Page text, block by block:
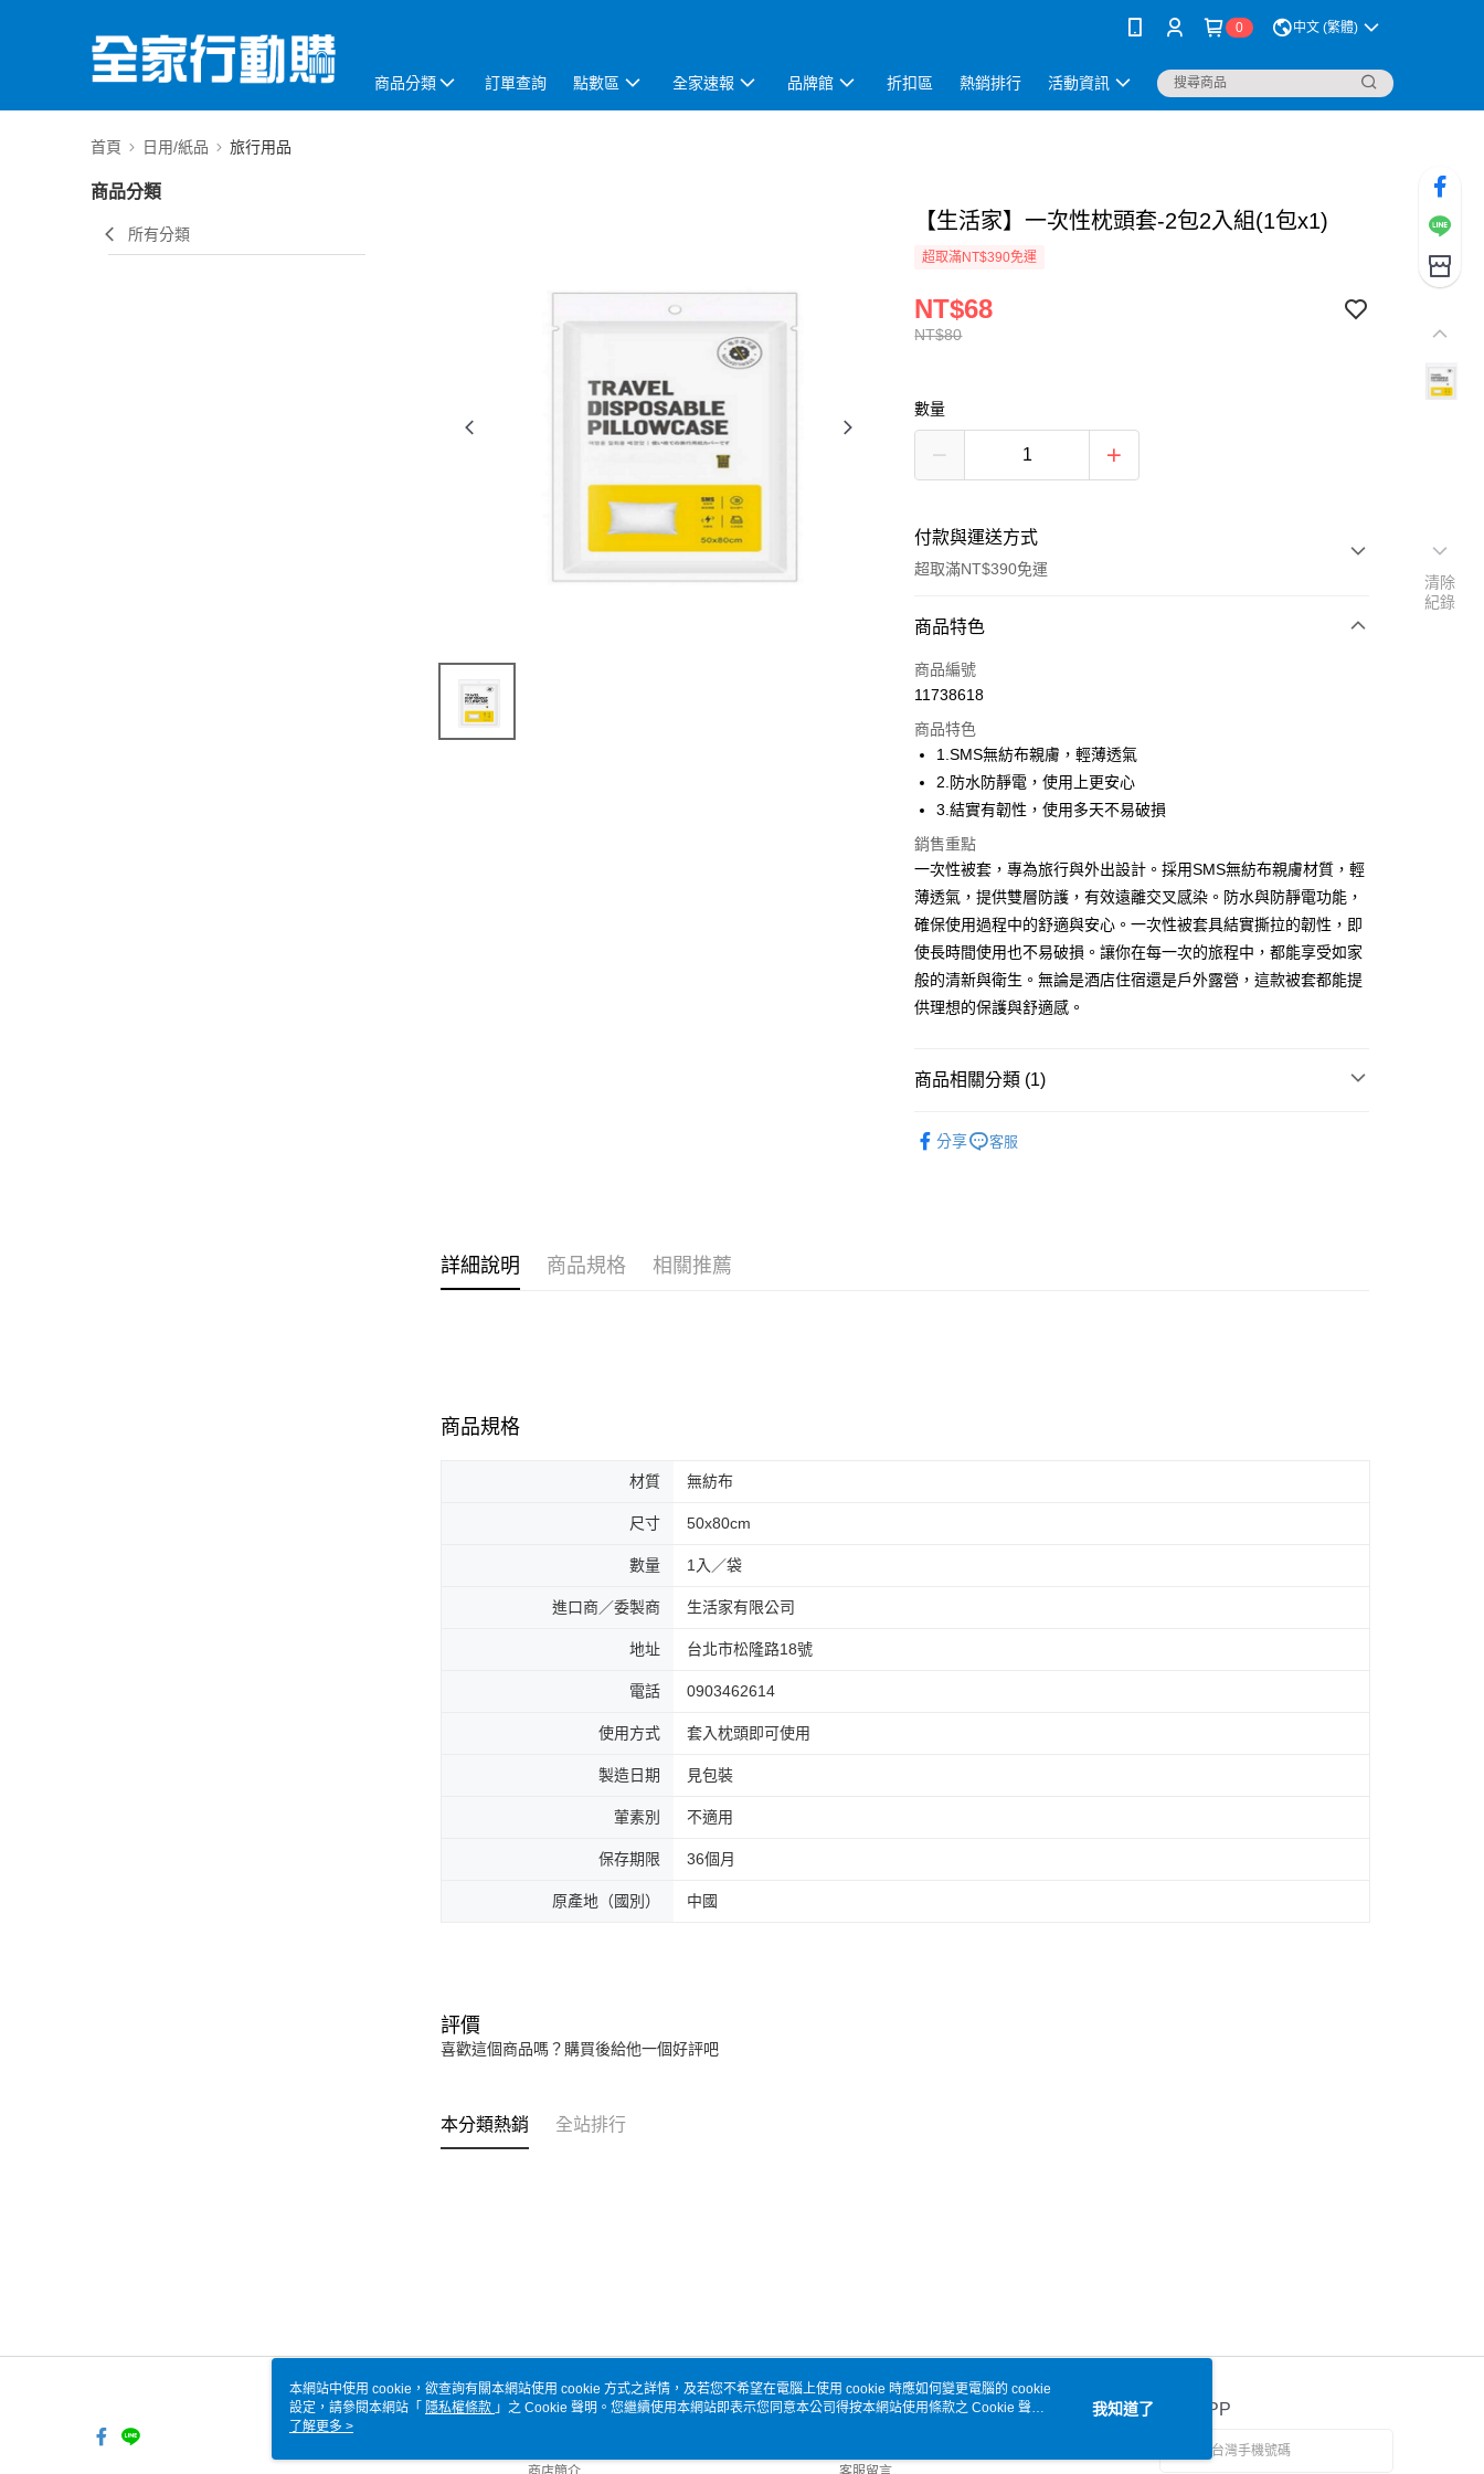
0 中文 (繁體)
商品分類 訂單查詢 點數區 全家速報 品牌館 折扣區 熱銷排行 活動資訊
首頁 日用/紙品 旅行用品
商品分類
所有分類
【生活家】一次性枕頭套-2包2入組(1包x1)
超取滿NT$390免運
NT$80
NT$68
數量
付款與運送方式
超取滿NT$390免運
付款方式
全家線上支付
運送方式
全家取貨付款
每筆NT$40，滿NT$390(含以上)免運費
常溫-付款後全家取貨
每筆NT$40，滿NT$390(含以上)免運費
商品特色
商品編號
11738618
商品特色
1.SMS無紡布親膚，輕薄透氣
2.防水防靜電，使用上更安心
3.結實有韌性，使用多天不易破損
銷售重點
一次性被套，專為旅行與外出設計。採用SMS無紡布親膚材質，輕
薄透氣，提供雙層防護，有效遠離交叉感染。防水與防靜電功能，
確保使用過程中的舒適與安心。一次性被套具結實撕拉的韌性，即
使長時間使用也不易破損。讓你在每一次的旅程中，都能享受如家
般的清新與衛生。無論是酒店住宿還是戶外露營，這款被套都能提
供理想的保護與舒適感。
商品相關分類 (1)
分享
客服
詳細說明 商品規格 相關推薦
商品規格
材質 無紡布
尺寸 50x80cm
數量 1入／袋
進口商／委製商 生活家有限公司
地址 台北市松隆路18號
電話 0903462614
使用方式 套入枕頭即可使用
製造日期 見包裝
葷素別 不適用
保存期限 36個月
原產地（國別） 中國
評價
喜歡這個商品嗎？購買後給他一個好評吧
本分類熱銷 全站排行
關於我們 客服資訊 官方APP
清除
紀錄
本網站中使用 cookie，欲查詢有關本網站使用 cookie 方式之詳情，及若您不希望在電腦上使用 cookie 時應如何變更電腦的 cookie
設定，請參閱本網站「 隱私權條款 」之 Cookie 聲明。您繼續使用本網站即表示您同意本公司得按本網站使用條款之 Cookie 聲明
使用 cookie。
了解更多 >
我知道了